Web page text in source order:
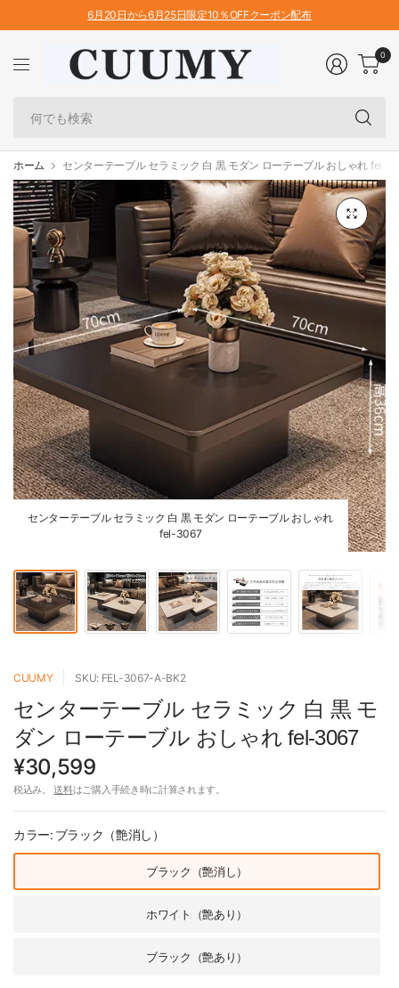
6月20日から6月25日限定10％OFFクーポン配布
索
0
ホーム センターテーブル セラミック 白 黒 モダン ローテーブル おしゃれ fel-
センターテーブル セラミック 白 黒 モダン ローテーブル おしゃれ
fel-3067
CUUMY SKU: FEL-3067-A-BK2
センターテーブル セラミック 白 黒 モ
ダン ローテーブル おしゃれ fel-3067
¥30,599
税込み。送料はご購入手続き時に計算されます。
カラー: ブラック（艶消し）
ブラック（艶消し）
ホワイト（艶あり）
ブラック（艶あり）